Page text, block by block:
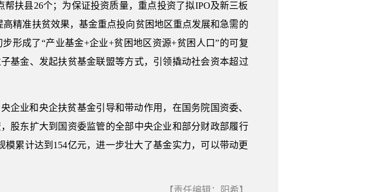
扶县26个；为保证投资质量，重点投资了拟IPO及新三板
精准扶贫效果，基金重点投向贫困地区重点发展和急需的
形成了“产业基金+企业+贫困地区资源+贫困人口”的可复
基金、发起扶贫基金联盟等方式，引领撬动社会资本超过
企业和央企扶贫基金引导和带动作用，在国务院国资委、
股东扩大到国资委监管的全部中央企业和部分财政部履行
累计达到154亿元，进一步壮大了基金实力，可以带动更
【责任编辑：阳希】